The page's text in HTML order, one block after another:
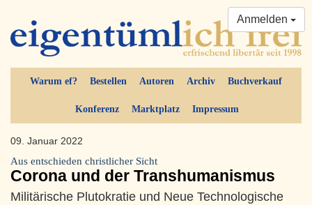
Warum ef? Bestellen Autoren Archiv Buchverkauf
Konferenz Marktplatz Impressum
Anmelden
09. Januar 2022
Aus entschieden christlicher Sicht
Corona und der Transhumanismus
Militärische Plutokratie und Neue Technologische